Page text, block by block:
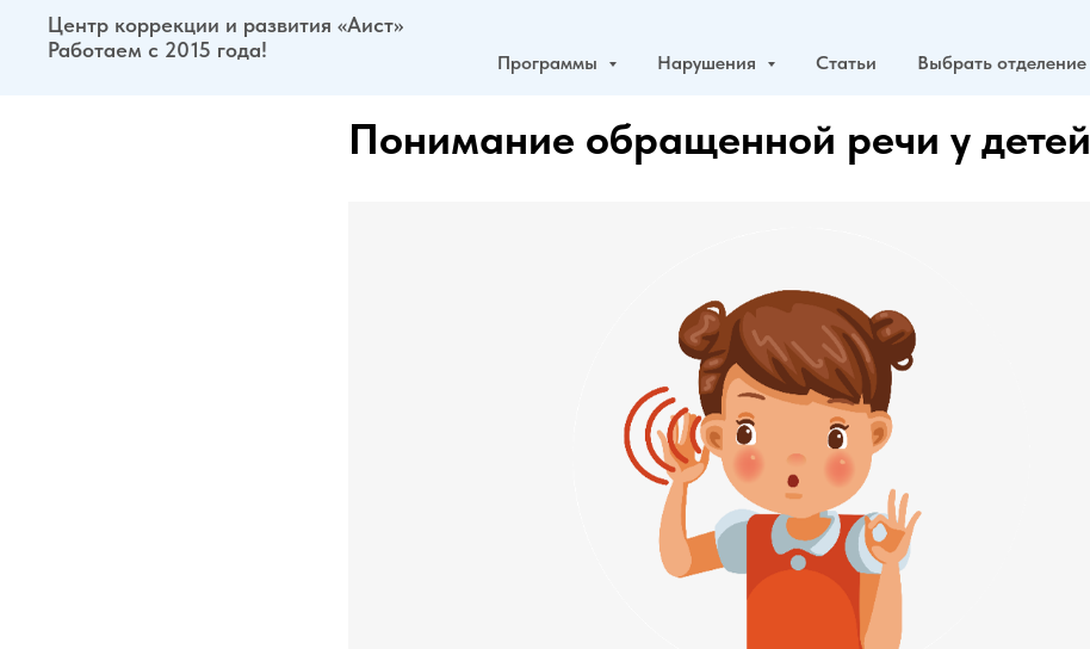
Центр коррекции и развития «Аист»
Работаем с 2015 года!
Программы Нарушения Статьи Выбрать отделение
Понимание обращенной речи у детей